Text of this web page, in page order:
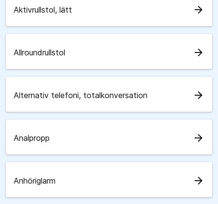
Aktivrullstol, lätt arrow_forward
Allroundrullstol arrow_forward
Alternativ telefoni, totalkonversation arrow_forward
Analpropp arrow_forward
Anhöriglarm arrow_forward